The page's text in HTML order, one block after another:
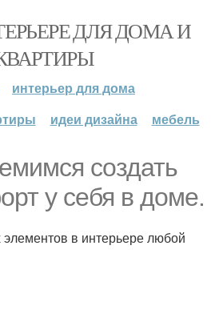
ДЛЯ ДОМА И
интерьер для дома
идеи дизайна мебель
создать
у себя в доме.
в интерьере любой